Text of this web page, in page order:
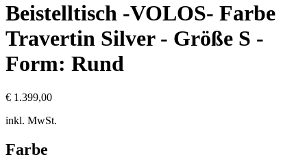
Beistelltisch -VOLOS- Farbe
Travertin Silver - Größe S -
Form: Rund
€ 1.399,00
inkl. MwSt.
Farbe